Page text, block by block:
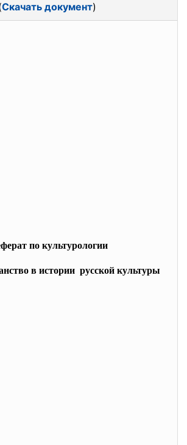
Скачать документ)
по культурологии
в истории русской культуры